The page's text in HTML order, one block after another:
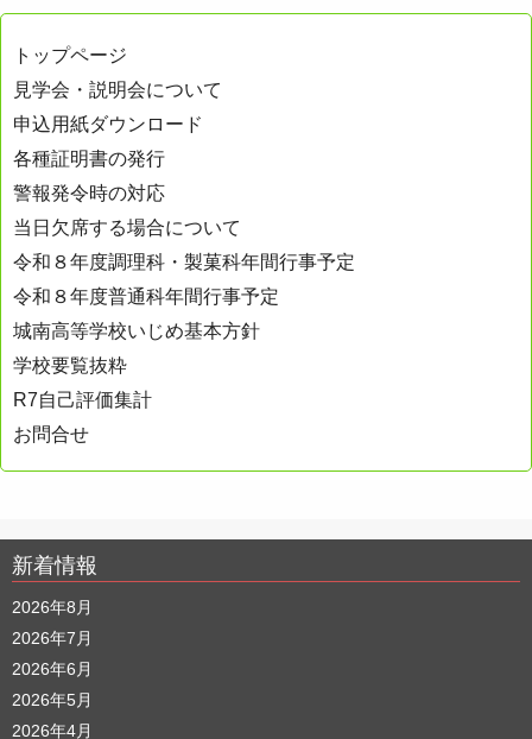
トップページ
見学会・説明会について
申込用紙ダウンロード
各種証明書の発行
警報発令時の対応
当日欠席する場合について
令和８年度調理科・製菓科年間行事予定
令和８年度普通科年間行事予定
城南高等学校いじめ基本方針
学校要覧抜粋
R7自己評価集計
お問合せ
新着情報
2026年8月
2026年7月
2026年6月
2026年5月
2026年4月